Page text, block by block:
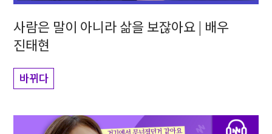
사람은 말이 아니라 삶을 보잖아요 | 배우
진태현
바뀌다